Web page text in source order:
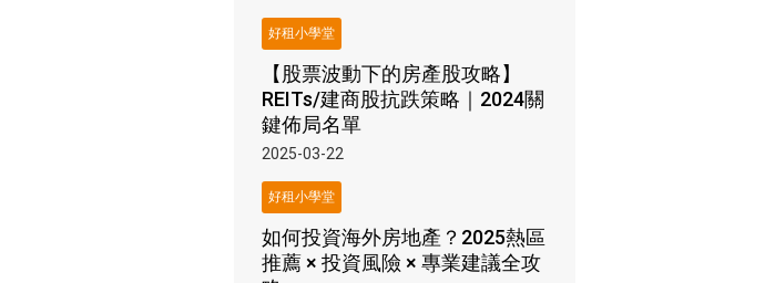
好租小學堂
【股票波動下的房產股攻略】
REITs/建商股抗跌策略｜2024關
鍵佈局名單
2025-03-22
好租小學堂
如何投資海外房地產？2025熱區
推薦 × 投資風險 × 專業建議全攻